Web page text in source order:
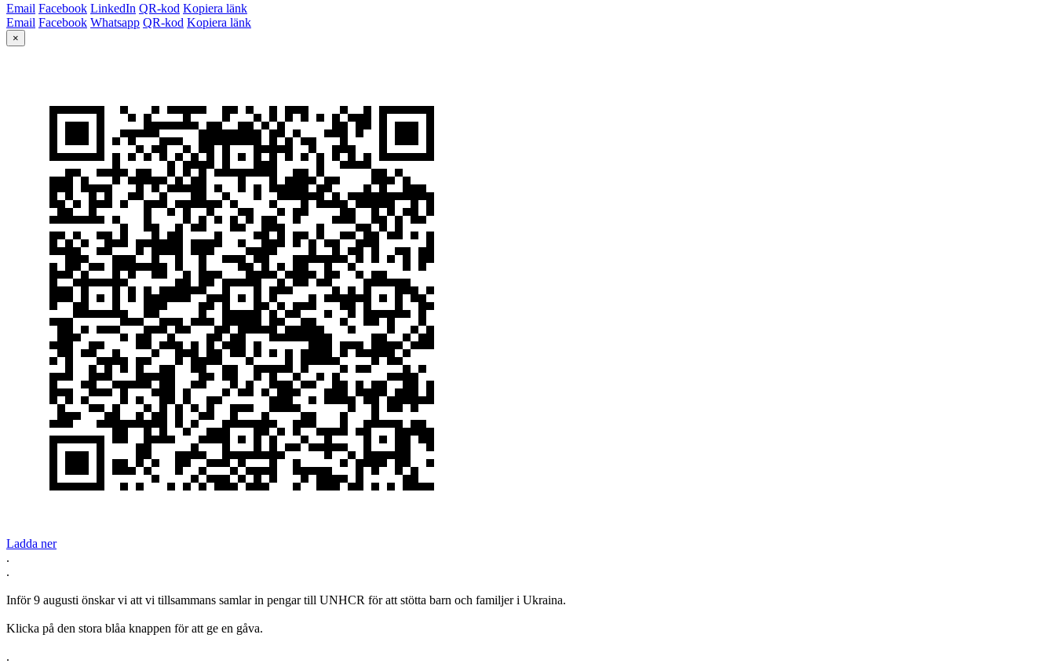
Email Facebook LinkedIn QR-kod Kopiera länk
Email Facebook Whatsapp QR-kod Kopiera länk
×
Ladda ner
.
.
Inför 9 augusti önskar vi att vi tillsammans samlar in pengar till UNHCR för att stötta barn och familjer i Ukraina.
Klicka på den stora blåa knappen för att ge en gåva.
.